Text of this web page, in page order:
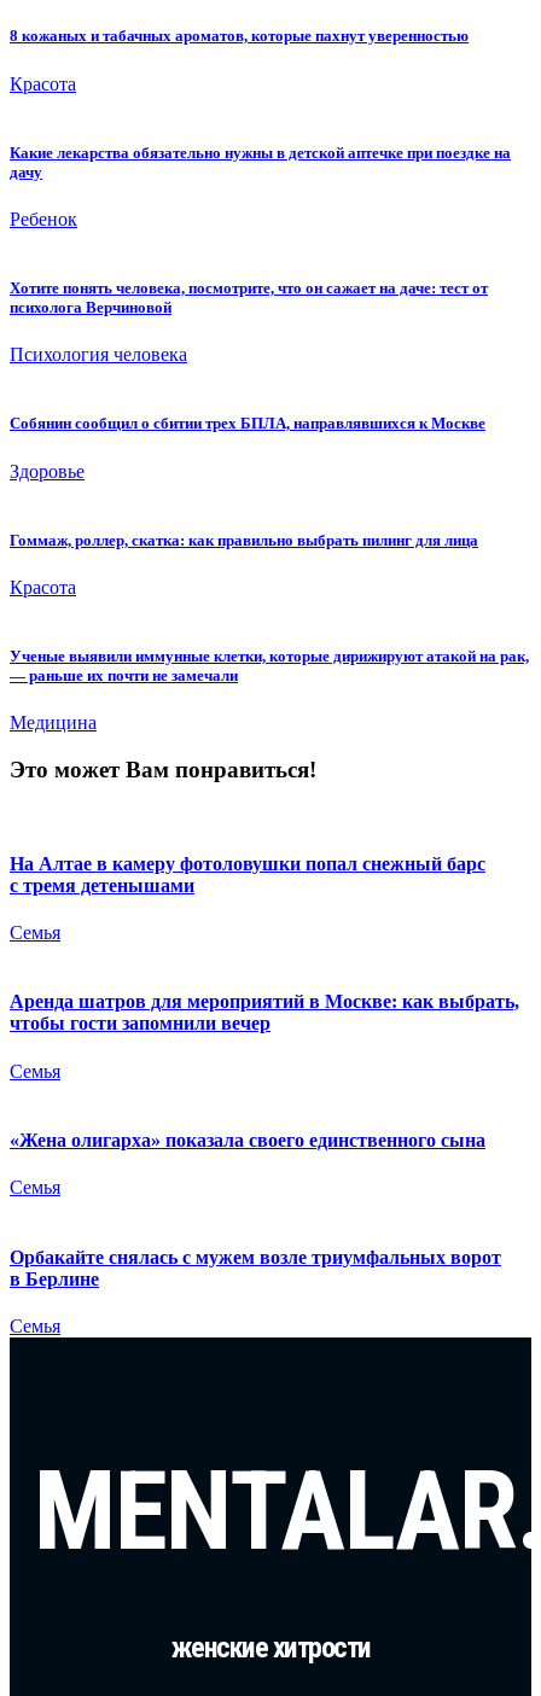
8 кожаных и табачных ароматов, которые пахнут уверенностью
Красота
Какие лекарства обязательно нужны в детской аптечке при поездке на
дачу
Ребенок
Хотите понять человека, посмотрите, что он сажает на даче: тест от
психолога Верчиновой
Психология человека
Собянин сообщил о сбитии трех БПЛА, направлявшихся к Москве
Здоровье
Гоммаж, роллер, скатка: как правильно выбрать пилинг для лица
Красота
Ученые выявили иммунные клетки, которые дирижируют атакой на рак,
— раньше их почти не замечали
Медицина
Это может Вам понравиться!
На Алтае в камеру фотоловушки попал снежный барс
с тремя детенышами
Семья
Аренда шатров для мероприятий в Москве: как выбрать,
чтобы гости запомнили вечер
Семья
«Жена олигарха» показала своего единственного сына
Семья
Орбакайте снялась с мужем возле триумфальных ворот
в Берлине
Семья
женские хитрости